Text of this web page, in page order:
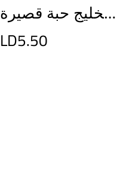
ارز الخليج حبة قصيرة
LD5.50